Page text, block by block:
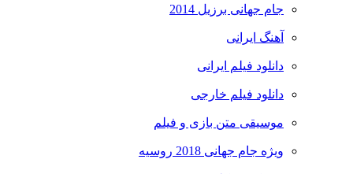
جام جهانی برزیل 2014
آهنگ ایرانی
دانلود فیلم ایرانی
دانلود فیلم خارجی
موسیقی متن بازی و فیلم
ویژه جام جهانی 2018 روسیه